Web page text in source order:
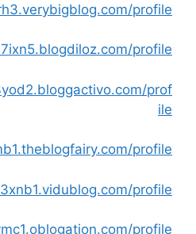
profile
profile
prof
ile
profile
profile
profile